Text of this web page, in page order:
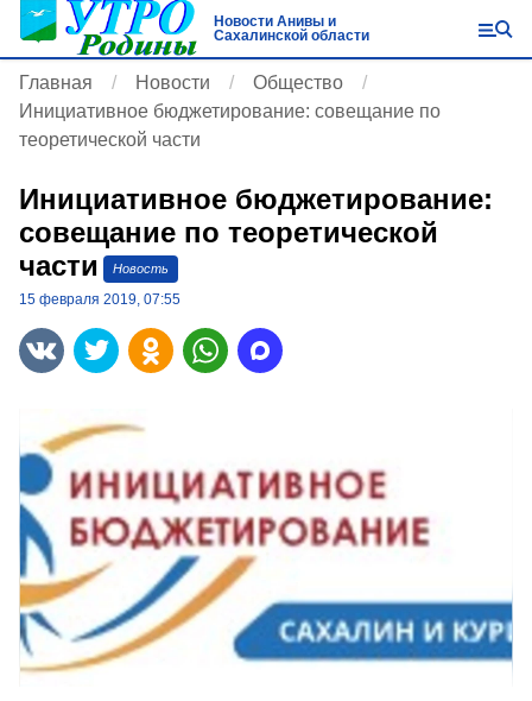
Новости Анивы и
Сахалинской области
Главная Новости
Общество
Инициативное бюджетирование: совещание по
теоретической части
Инициативное бюджетирование:
совещание по теоретической
части
Новость
15 февраля 2019, 07:55